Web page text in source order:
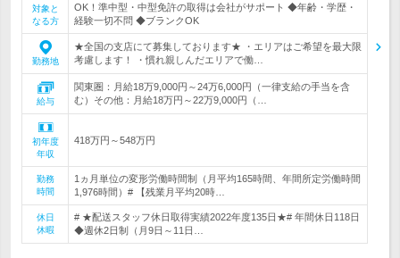
対象と
なる方
OK！準中型・中型免許の取得は会社がサポート ◆年齢・学歴・
経験一切不問 ◆ブランクOK
勤務地
★全国の支店にて募集しております★ ・エリアはご希望を最大限
考慮します！ ・慣れ親しんだエリアで働…
給与
関東圏：月給18万9,000円～24万6,000円（一律支給の手当を含
む）その他：月給18万円～22万9,000円（…
初年度
年収
418万円～548万円
勤務
時間
1ヵ月単位の変形労働時間制（月平均165時間、年間所定労働時間
1,976時間）# 【残業月平均20時…
休日
休暇
# ★配送スタッフ休日取得実績2022年度135日★# 年間休日118日
◆週休2日制（月9日～11日…